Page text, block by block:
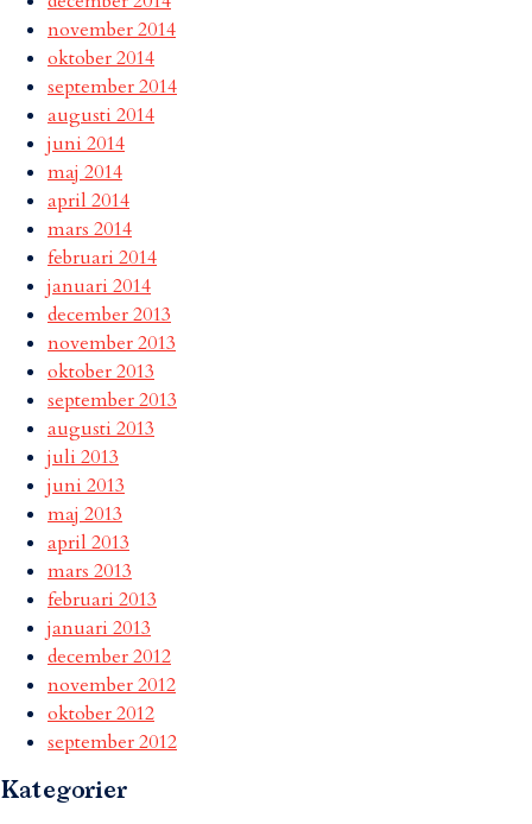
november 2014
oktober 2014
september 2014
augusti 2014
juni 2014
maj 2014
april 2014
mars 2014
februari 2014
januari 2014
december 2013
november 2013
oktober 2013
september 2013
augusti 2013
juli 2013
juni 2013
maj 2013
april 2013
mars 2013
februari 2013
januari 2013
december 2012
november 2012
oktober 2012
september 2012
Kategorier